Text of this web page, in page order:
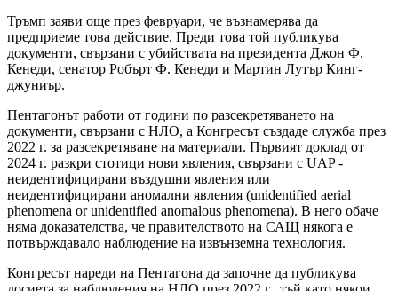
Тръмп заяви още през февруари, че възнамерява да
предприеме това действие. Преди това той публикува
документи, свързани с убийствата на президента Джон Ф.
Кенеди, сенатор Робърт Ф. Кенеди и Мартин Лутър Кинг-
джуниър.
Пентагонът работи от години по разсекретяването на
документи, свързани с НЛО, а Конгресът създаде служба през
2022 г. за разсекретяване на материали. Първият доклад от
2024 г. разкри стотици нови явления, свързани с UAP -
неидентифицирани въздушни явления или
неидентифицирани аномални явления (unidentified aerial
phenomena or unidentified anomalous phenomena). В него обаче
няма доказателства, че правителството на САЩ някога е
потвърждавало наблюдение на извънземна технология.
Конгресът нареди на Пентагона да започне да публикува